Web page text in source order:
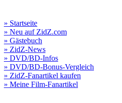
» Startseite
» Neu auf ZidZ.com
» Gästebuch
» ZidZ-News
» DVD/BD-Infos
» DVD/BD-Bonus-Vergleich
» ZidZ-Fanartikel kaufen
» Meine Film-Fanartikel